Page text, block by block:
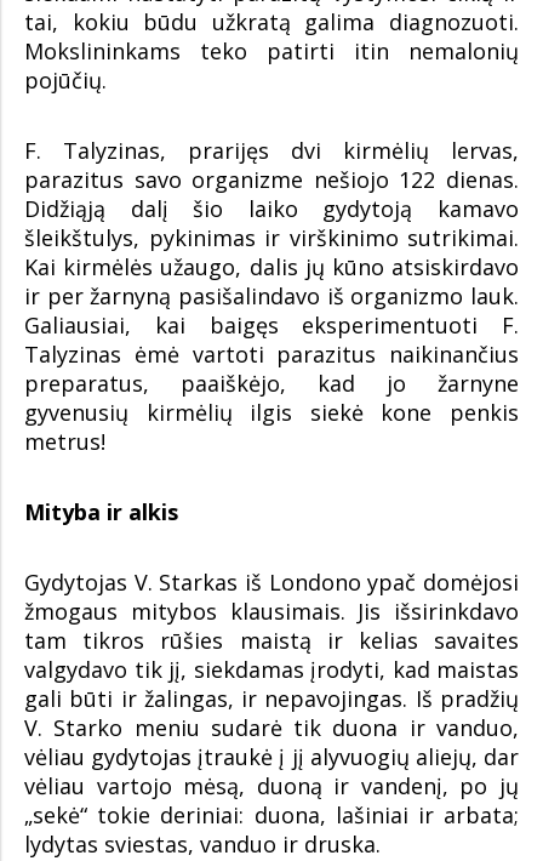
tai, kokiu būdu užkratą galima diagnozuoti.
Mokslininkams teko patirti itin nemalonių
pojūčių.
F. Talyzinas, prarijęs dvi kirmėlių lervas,
parazitus savo organizme nešiojo 122 dienas.
Didžiąją dalį šio laiko gydytoją kamavo
šleikštulys, pykinimas ir virškinimo sutrikimai.
Kai kirmėlės užaugo, dalis jų kūno atsiskirdavo
ir per žarnyną pasišalindavo iš organizmo lauk.
Galiausiai, kai baigęs eksperimentuoti F.
Talyzinas ėmė vartoti parazitus naikinančius
preparatus, paaiškėjo, kad jo žarnyne
gyvenusių kirmėlių ilgis siekė kone penkis
metrus!
Mityba ir alkis
Gydytojas V. Starkas iš Londono ypač domėjosi
žmogaus mitybos klausimais. Jis išsirinkdavo
tam tikros rūšies maistą ir kelias savaites
valgydavo tik jį, siekdamas įrodyti, kad maistas
gali būti ir žalingas, ir nepavojingas. Iš pradžių
V. Starko meniu sudarė tik duona ir vanduo,
vėliau gydytojas įtraukė į jį alyvuogių aliejų, dar
vėliau vartojo mėsą, duoną ir vandenį, po jų
„sekė“ tokie deriniai: duona, lašiniai ir arbata;
lydytas sviestas, vanduo ir druska.